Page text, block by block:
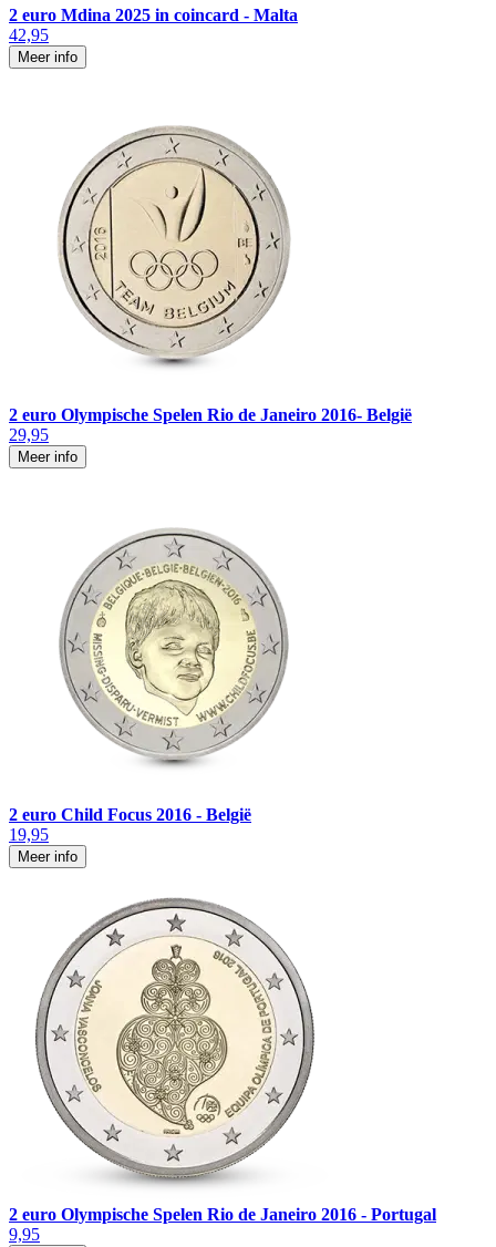
2 euro Mdina 2025 in coincard - Malta
42,95
Meer info
2 euro Olympische Spelen Rio de Janeiro 2016- België
29,95
Meer info
2 euro Child Focus 2016 - België
19,95
Meer info
2 euro Olympische Spelen Rio de Janeiro 2016 - Portugal
9,95